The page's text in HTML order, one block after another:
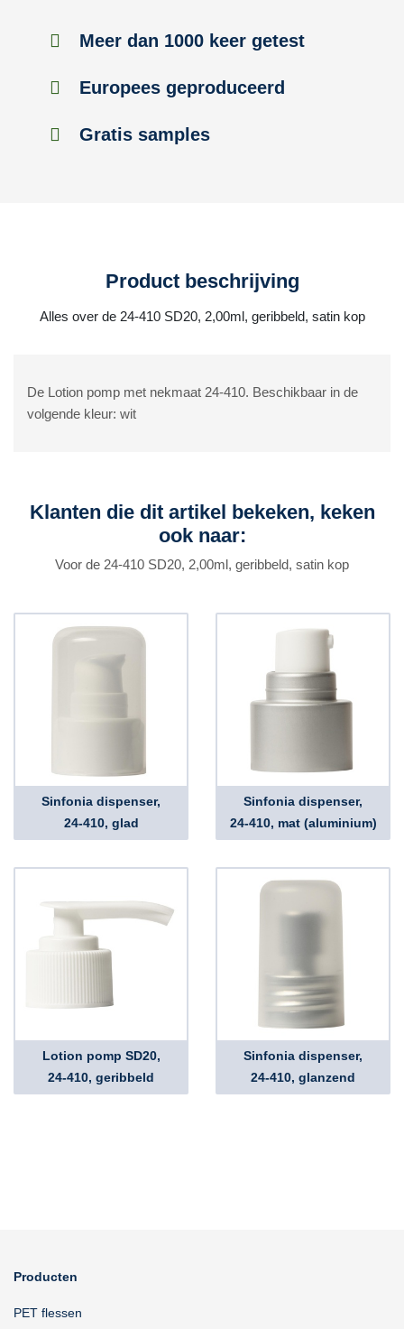
Meer dan 1000 keer getest
Europees geproduceerd
Gratis samples
Product beschrijving
Alles over de 24-410 SD20, 2,00ml, geribbeld, satin kop
De Lotion pomp met nekmaat 24-410. Beschikbaar in de
volgende kleur: wit
Klanten die dit artikel bekeken, keken
ook naar:
Voor de 24-410 SD20, 2,00ml, geribbeld, satin kop
Sinfonia dispenser,
24-410, glad
Sinfonia dispenser,
24-410, mat (aluminium)
Lotion pomp SD20,
24-410, geribbeld
Sinfonia dispenser,
24-410, glanzend
Producten
PET flessen